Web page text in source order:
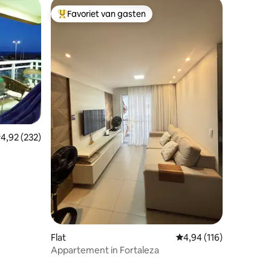
beoordeling van 4,92 op 5, 232 recensies
4,92 (232)
Topfavoriet van gasten
Favoriet van gasten
Flat Gemiddelde
4,94 (116)
Appartement in Fortaleza